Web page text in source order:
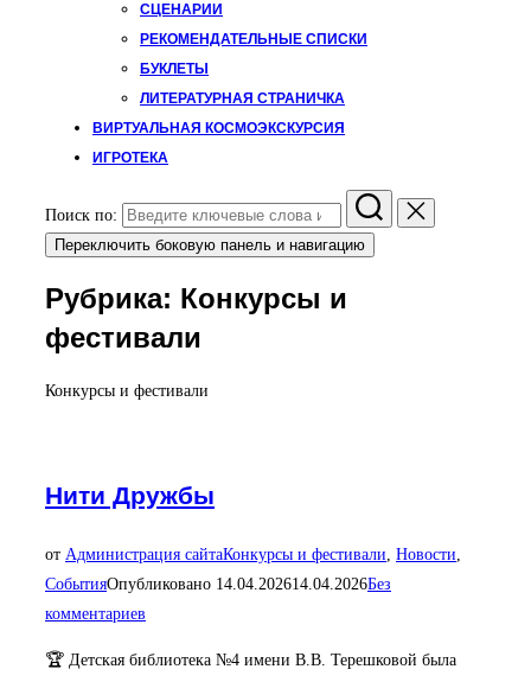
СЦЕНАРИИ
РЕКОМЕНДАТЕЛЬНЫЕ СПИСКИ
БУКЛЕТЫ
ЛИТЕРАТУРНАЯ СТРАНИЧКА
ВИРТУАЛЬНАЯ КОСМОЭКСКУРСИЯ
ИГРОТЕКА
Поиск по:
Переключить боковую панель и навигацию
Рубрика: Конкурсы и
фестивали
Конкурсы и фестивали
Нити Дружбы
от Администрация сайтаКонкурсы и фестивали Новости
СобытияОпубликовано 14.04.202614.04.2026Без
комментариев
🏆 Детская библиотека №4 имени В.В. Терешковой была